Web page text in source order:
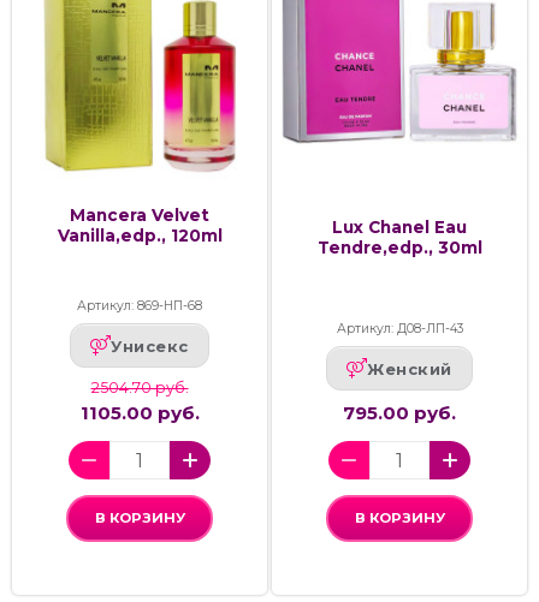
Mancera Velvet
Vanilla,edp., 120ml
Артикул: 869-НП-68
Унисекс
2504.70 руб.
1105.00 руб.
В КОРЗИНУ
Lux Chanel Eau
Tendre,edp., 30ml
Артикул: Д08-ЛП-43
Женский
795.00 руб.
В КОРЗИНУ